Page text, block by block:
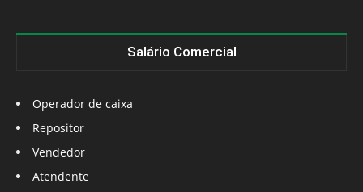
Salário Comercial
Operador de caixa
Repositor
Vendedor
Atendente